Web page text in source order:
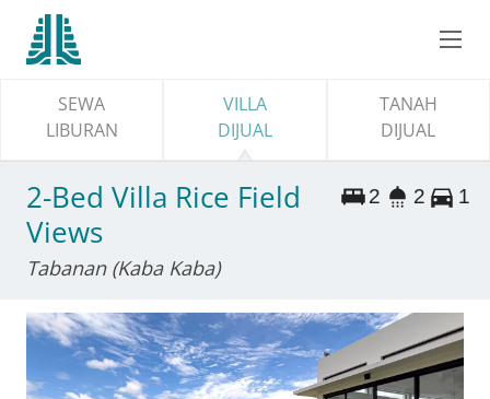
SEWA
LIBURAN
VILLA
DIJUAL
TANAH
DIJUAL
2-Bed Villa Rice Field
Views
Tabanan (Kaba Kaba)
2 2 1